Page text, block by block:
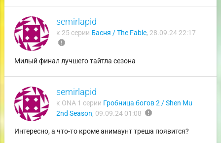
semirlapid
к 25 серии Басня / The Fable, 28.09.24 22:17
report
Милый финал лучшего тайтла сезона
semirlapid
к ONA 1 серии Гробница богов 2 / Shen Mu
2nd Season, 09.09.24 01:08 report
Интересно, а что-то кроме анимаунт треша появится?